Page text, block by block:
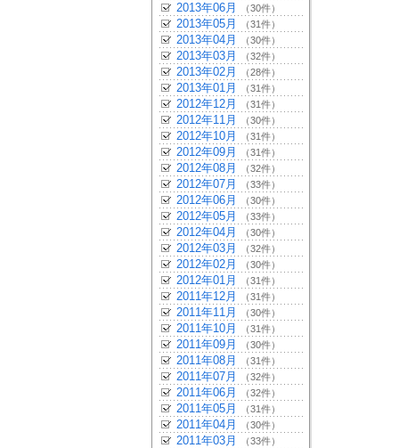
2013年06月 （30件）
2013年05月 （31件）
2013年04月 （30件）
2013年03月 （32件）
2013年02月 （28件）
2013年01月 （31件）
2012年12月 （31件）
2012年11月 （30件）
2012年10月 （31件）
2012年09月 （31件）
2012年08月 （32件）
2012年07月 （33件）
2012年06月 （30件）
2012年05月 （33件）
2012年04月 （30件）
2012年03月 （32件）
2012年02月 （30件）
2012年01月 （31件）
2011年12月 （31件）
2011年11月 （30件）
2011年10月 （31件）
2011年09月 （30件）
2011年08月 （31件）
2011年07月 （32件）
2011年06月 （32件）
2011年05月 （31件）
2011年04月 （30件）
2011年03月 （33件）